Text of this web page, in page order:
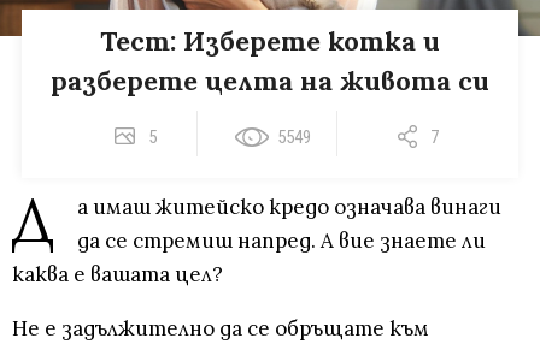
Тест: Изберете котка и
разберете целта на живота си
5 5549 7
Д
а имаш житейско кредо означава винаги
да се стремиш напред. А вие знаете ли
каква е вашата цел?
Не е задължително да се обръщате към